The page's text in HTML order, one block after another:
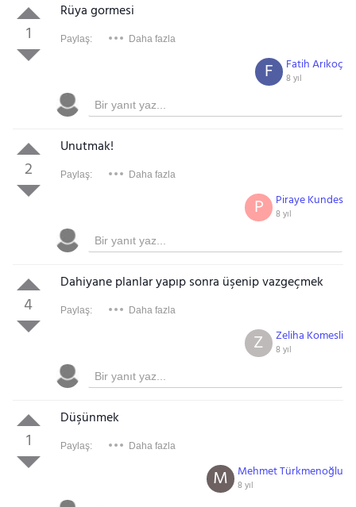
1
Rüya gormesi
Paylaş: Daha fazla
Fatih Arıkoç
8 yıl
F
2
Unutmak!
Paylaş: Daha fazla
Piraye Kundes
8 yıl
P
4
Dahiyane planlar yapıp sonra üşenip vazgeçmek
Paylaş: Daha fazla
Zeliha Komesli
8 yıl
Z
1
Düşünmek
Paylaş: Daha fazla
Mehmet Türkmenoğlu
8 yıl
M